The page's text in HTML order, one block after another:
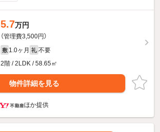
5.7万円
（管理費3,500円）
敷 1.0ヶ月 礼 不要
2階 / 2LDK / 58.65㎡
物件詳細を見る
ほか提供